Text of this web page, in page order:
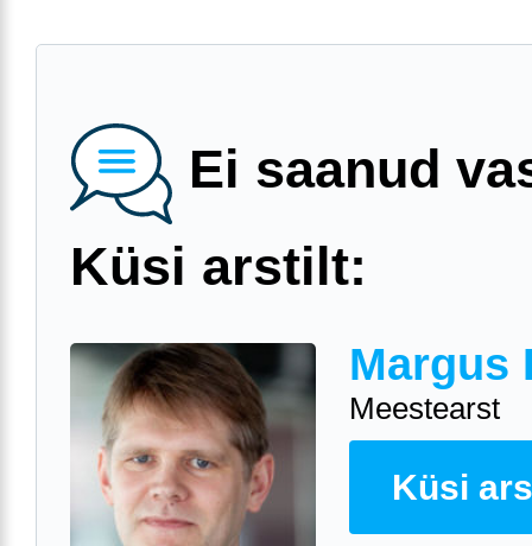
Ei saanud
Küsi arstilt:
Margus
Meestearst
Küsi